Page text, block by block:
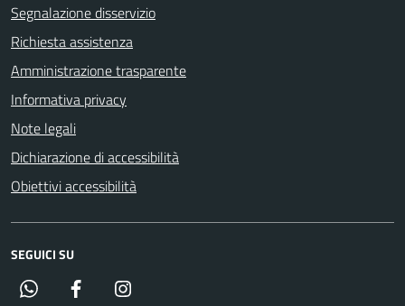
Segnalazione disservizio
Richiesta assistenza
Amministrazione trasparente
Informativa privacy
Note legali
Dichiarazione di accessibilità
Obiettivi accessibilità
SEGUICI SU
Whatsapp Facebook